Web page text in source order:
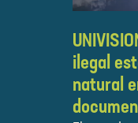
ilegal
natural